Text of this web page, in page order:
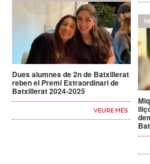
Dues alumnes de 2n de Batxillerat
reben el Premi Extraordinari de
Batxillerat 2024-2025
VEURE MÉS